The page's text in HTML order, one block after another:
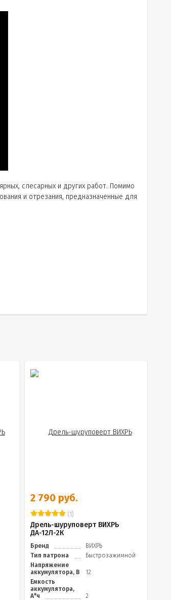
слесарных и других работ. Помимо
и отрезания, предназначенные для
2 790 руб.
(1)
Дрель-шуруповерт ВИХРЬ
ДА-12Л-2К
Бренд
ВИХРЬ
Тип патрона
Быстрозажимной
Напряжение
аккумулятора, В
12
Емкость
аккумулятора,
А*ч
2